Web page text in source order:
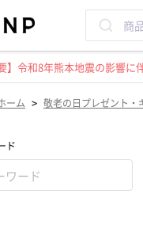
】令和8年熊本地震の影響
ーム > 敬老の日プレゼント・
ド